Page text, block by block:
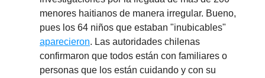
menores haitianos de manera irregular. Bueno,
pues los 64 niños que estaban "inubicables"
aparecieron. Las autoridades chilenas
confirmaron que todos están con familiares o
personas que los están cuidando y con su